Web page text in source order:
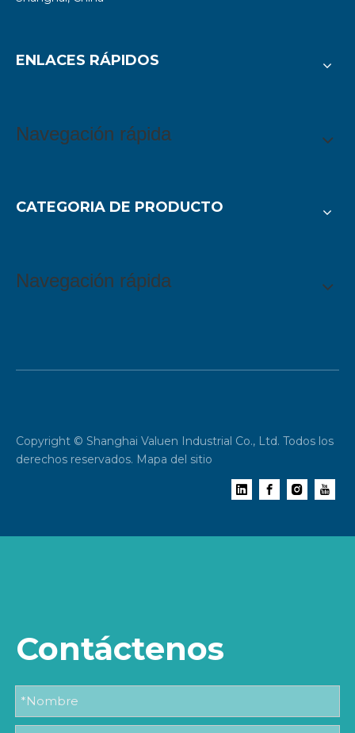
ENLACES RÁPIDOS
Navegación rápida
CATEGORIA DE PRODUCTO
Navegación rápida
Copyright © Shanghai Valuen Industrial Co., Ltd. Todos los
derechos reservados. Mapa del sitio
Contáctenos